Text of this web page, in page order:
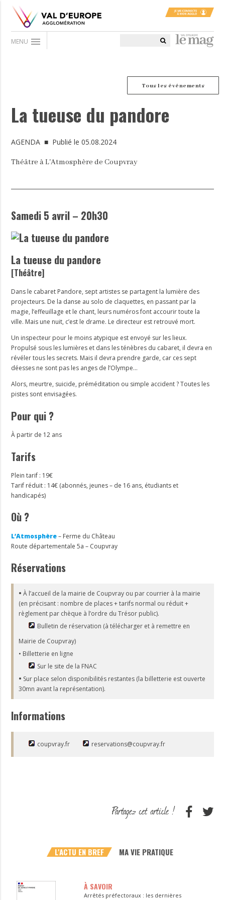
MENU menu
Tous les événements
La tueuse du pandore
AGENDA ■ Publié le 05.08.2024
Théâtre à L'Atmosphère de Coupvray
Samedi 5 avril – 20h30
La tueuse du pandore
[Théâtre]
Dans le cabaret Pandore, sept artistes se partagent la lumière des
projecteurs. De la danse au solo de claquettes, en passant par la
magie, l’effeuillage et le chant, leurs numéros font accourir toute la
ville. Mais une nuit, c’est le drame. Le directeur est retrouvé mort.
Un inspecteur pour le moins atypique est envoyé sur les lieux.
Propulsé sous les lumières et dans les ténèbres du cabaret, il devra en
révéler tous les secrets. Mais il devra prendre garde, car ces sept
déesses ne sont pas les anges de l’Olympe…
Alors, meurtre, suicide, préméditation ou simple accident ? Toutes les
pistes sont envisagées.
Pour qui ?
À partir de 12 ans
Tarifs
Plein tarif : 19€
Tarif réduit : 14€ (abonnés, jeunes – de 16 ans, étudiants et
handicapés)
Où ?
L’Atmosphère– Ferme du Château
Route départementale 5a – Coupvray
Réservations
• À l’accueil de la mairie de Coupvray ou par courrier à la mairie
(en précisant : nombre de places + tarifs normal ou réduit +
règlement par chèque à l’ordre du Trésor public).
Bulletin de réservation (à télécharger et à remettre en
Mairie de Coupvray)
• Billetterie en ligne
Sur le site de la FNAC
• Sur place selon disponibilités restantes (la billetterie est ouverte
30mn avant la représentation).
Informations
coupvray.fr reservations@coupvray.fr
L'ACTU EN BREF MA VIE PRATIQUE
À SAVOIR
Arrêtés préfectoraux : les dernières